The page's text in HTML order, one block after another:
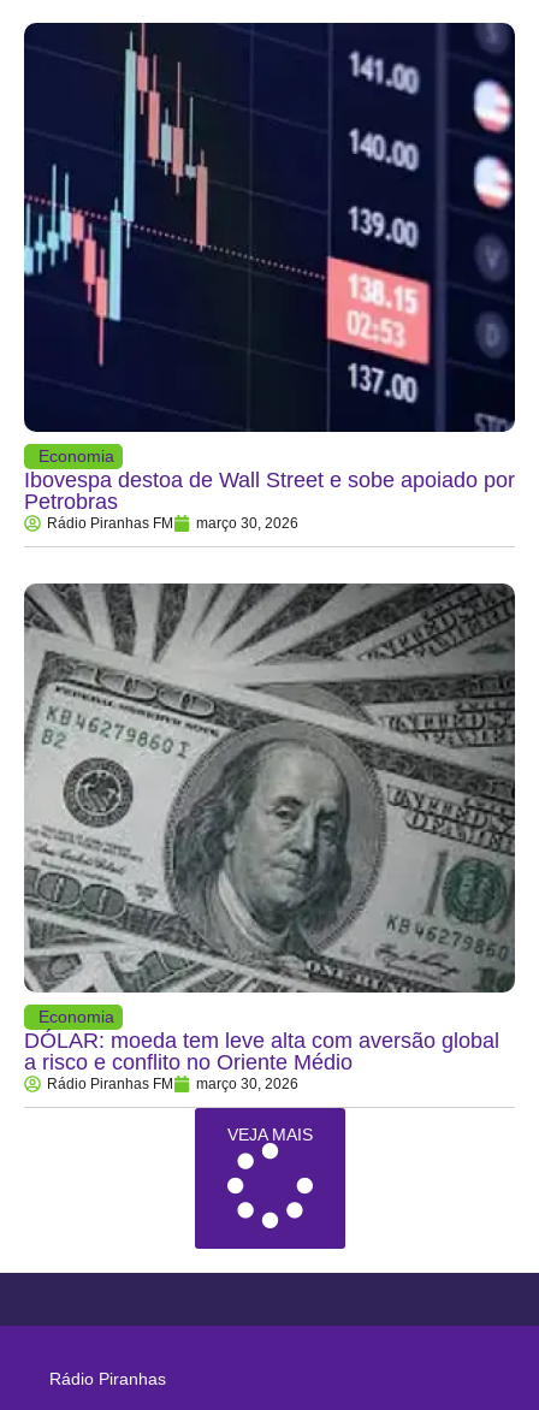
Economia
Ibovespa destoa de Wall Street e sobe apoiado por
Petrobras
Rádio Piranhas FM março 30, 2026
Economia
DÓLAR: moeda tem leve alta com aversão global
a risco e conflito no Oriente Médio
Rádio Piranhas FM março 30, 2026
VEJA MAIS
Rádio Piranhas